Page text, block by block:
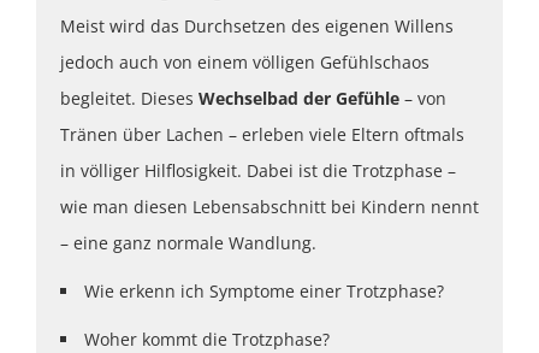
Meist wird das Durchsetzen des eigenen Willens
jedoch auch von einem völligen Gefühlschaos
begleitet. Dieses Wechselbad der Gefühle – von
Tränen über Lachen – erleben viele Eltern oftmals
in völliger Hilflosigkeit. Dabei ist die Trotzphase –
wie man diesen Lebensabschnitt bei Kindern nennt
– eine ganz normale Wandlung.
Wie erkenn ich Symptome einer Trotzphase?
Woher kommt die Trotzphase?